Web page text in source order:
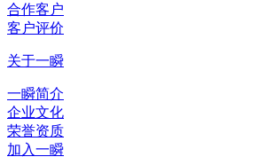
合作客户
客户评价
关于一瞬
一瞬简介
企业文化
荣誉资质
加入一瞬